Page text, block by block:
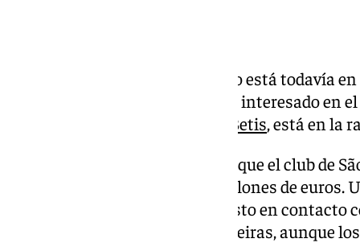
El futuro del delantero brasileño está todavía
noticia de que Palmeiras estaba interesado en
Real Betis, está en la
Desde la prensa en Brasil dicen que el club de
poner encima de la mesa 25 millones de euros.
culés. El club catalán se ha puesto en contacto
comunicarle el interés del Palmeiras, aunque